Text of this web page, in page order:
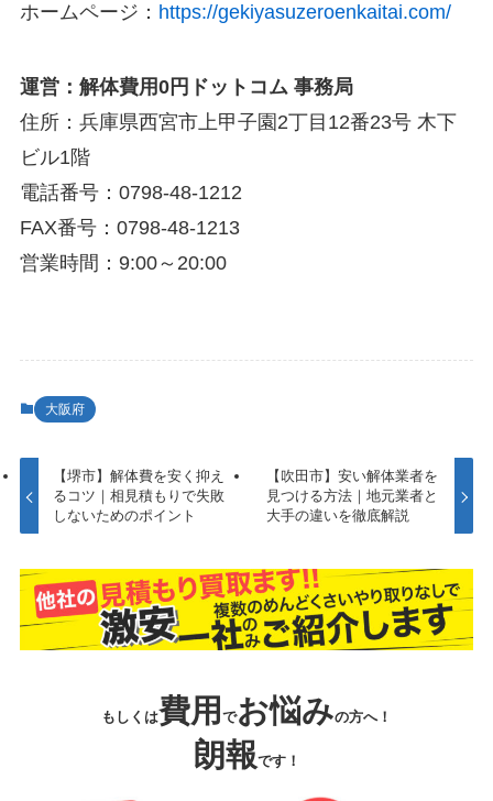
ホームページ： https://gekiyasuzeroenkaitai.com/
運営：解体費用0円ドットコム 事務局
住所：兵庫県西宮市上甲子園2丁目12番23号 木下
ビル1階
電話番号：0798-48-1212
FAX番号：0798-48-1213
営業時間：9:00～20:00
大阪府
【堺市】解体費を安く抑え
るコツ｜相見積もりで失敗
しないためのポイント
【吹田市】安い解体業者を
見つける方法｜地元業者と
大手の違いを徹底解説
もしくは費用 でお悩みの方へ！
朗報です！